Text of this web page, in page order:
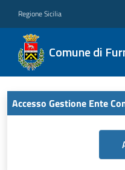
Regione Sicilia
Comune di
Accesso Gestione Ente